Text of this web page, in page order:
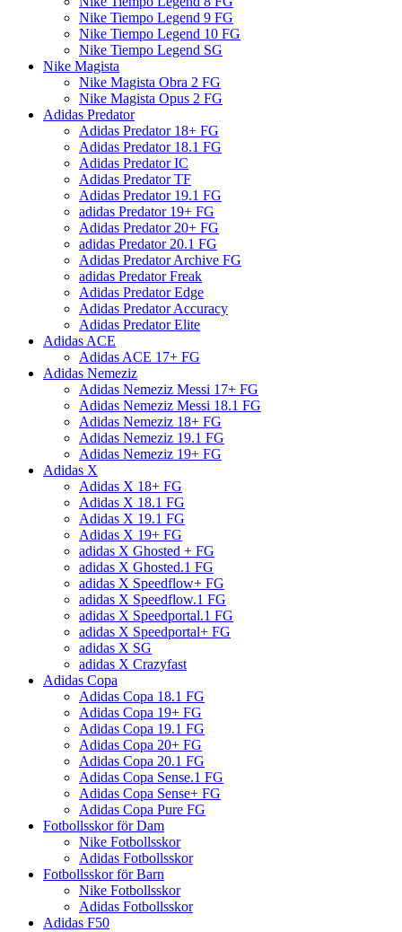
Nike Tiempo Legend 9 FG
Nike Tiempo Legend 10 FG
Nike Tiempo Legend SG
Nike Magista
Nike Magista Obra 2 FG
Nike Magista Opus 2 FG
Adidas Predator
Adidas Predator 18+ FG
Adidas Predator 18.1 FG
Adidas Predator IC
Adidas Predator TF
Adidas Predator 19.1 FG
adidas Predator 19+ FG
Adidas Predator 20+ FG
adidas Predator 20.1 FG
Adidas Predator Archive FG
adidas Predator Freak
Adidas Predator Edge
Adidas Predator Accuracy
Adidas Predator Elite
Adidas ACE
Adidas ACE 17+ FG
Adidas Nemeziz
Adidas Nemeziz Messi 17+ FG
Adidas Nemeziz Messi 18.1 FG
Adidas Nemeziz 18+ FG
Adidas Nemeziz 19.1 FG
Adidas Nemeziz 19+ FG
Adidas X
Adidas X 18+ FG
Adidas X 18.1 FG
Adidas X 19.1 FG
Adidas X 19+ FG
adidas X Ghosted + FG
adidas X Ghosted.1 FG
adidas X Speedflow+ FG
adidas X Speedflow.1 FG
adidas X Speedportal.1 FG
adidas X Speedportal+ FG
adidas X SG
adidas X Crazyfast
Adidas Copa
Adidas Copa 18.1 FG
Adidas Copa 19+ FG
Adidas Copa 19.1 FG
Adidas Copa 20+ FG
Adidas Copa 20.1 FG
Adidas Copa Sense.1 FG
Adidas Copa Sense+ FG
Adidas Copa Pure FG
Fotbollsskor för Dam
Nike Fotbollsskor
Adidas Fotbollsskor
Fotbollsskor för Barn
Nike Fotbollsskor
Adidas Fotbollsskor
Adidas F50